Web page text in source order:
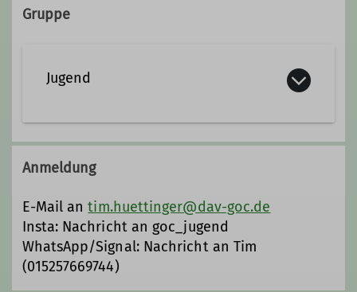
Gruppe
Jugend
Anmeldung
E-Mail antim.huettinger@dav-goc.de
Insta: Nachricht an goc_jugend
WhatsApp/Signal: Nachricht an Tim
(015257669744)